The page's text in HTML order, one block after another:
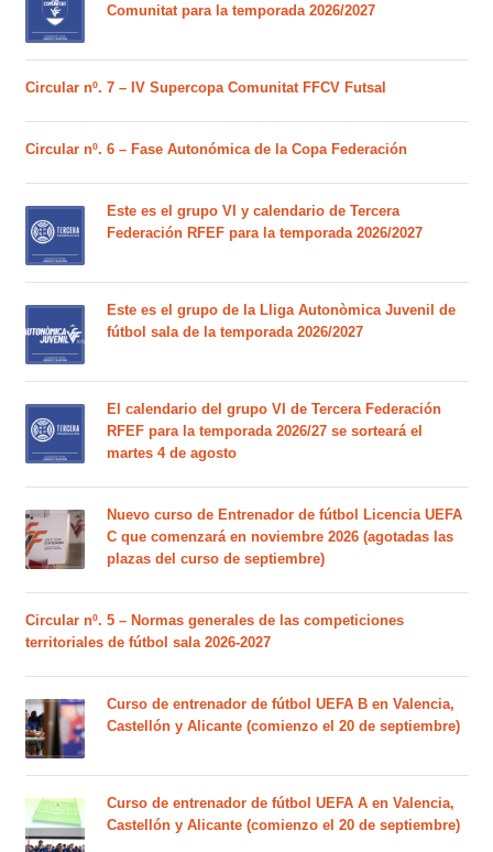
Comunitat para la temporada 2026/2027
Circular nº. 7 – IV Supercopa Comunitat FFCV Futsal
Circular nº. 6 – Fase Autonómica de la Copa Federación
Este es el grupo VI y calendario de Tercera
Federación RFEF para la temporada 2026/2027
Este es el grupo de la Lliga Autonòmica Juvenil de
fútbol sala de la temporada 2026/2027
El calendario del grupo VI de Tercera Federación
RFEF para la temporada 2026/27 se sorteará el
martes 4 de agosto
Nuevo curso de Entrenador de fútbol Licencia UEFA
C que comenzará en noviembre 2026 (agotadas las
plazas del curso de septiembre)
Circular nº. 5 – Normas generales de las competiciones
territoriales de fútbol sala 2026-2027
Curso de entrenador de fútbol UEFA B en Valencia,
Castellón y Alicante (comienzo el 20 de septiembre)
Curso de entrenador de fútbol UEFA A en Valencia,
Castellón y Alicante (comienzo el 20 de septiembre)